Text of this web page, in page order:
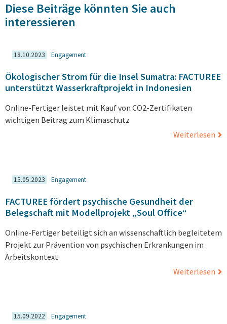
Diese Beiträge könnten Sie auch
interessieren
18.10.2023 Engagement
Ökologischer Strom für die Insel Sumatra: FACTUREE
unterstützt Wasserkraftprojekt in Indonesien
Online-Fertiger leistet mit Kauf von CO2-Zertifikaten
wichtigen Beitrag zum Klimaschutz
Weiterlesen
15.05.2023 Engagement
FACTUREE fördert psychische Gesundheit der
Belegschaft mit Modellprojekt „Soul Office“
Online-Fertiger beteiligt sich an wissenschaftlich begleitetem
Projekt zur Prävention von psychischen Erkrankungen im
Arbeitskontext
Weiterlesen
15.09.2022 Engagement